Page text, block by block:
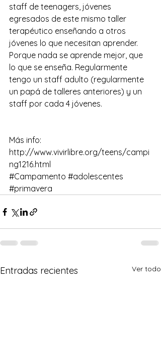
staff de teenagers, jóvenes
egresados de este mismo taller
terapéutico enseñando a otros
jóvenes lo que necesitan aprender.
Porque nada se aprende mejor, que
lo que se enseña. Regularmente
tengo un staff adulto (regularmente
un papá de talleres anteriores) y un
staff por cada 4 jóvenes.
Más info:
http://www.vivirlibre.org/teens/campi
ng1216.html
#Campamento #adolescentes
#primavera
Entradas recientes Ver todo